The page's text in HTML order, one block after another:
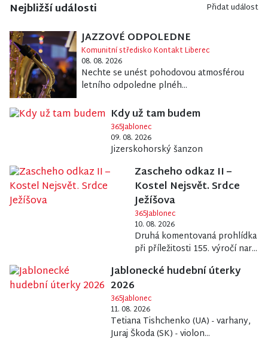
Nejbližší události Přidat událost
JAZZOVÉ ODPOLEDNE
Komunitní středisko Kontakt Liberec
08. 08. 2026
Nechte se unést pohodovou atmosférou
letního odpoledne plnéh...
Kdy už tam budem
365Jablonec
09. 08. 2026
Jizerskohorský šanzon
Zascheho odkaz II –
Kostel Nejsvět. Srdce
Ježíšova
365Jablonec
10. 08. 2026
Druhá komentovaná prohlídka
při příležitosti 155. výročí nar...
Jablonecké hudební úterky
2026
365Jablonec
11. 08. 2026
Tetiana Tishchenko (UA) - varhany,
Juraj Škoda (SK) - violon...